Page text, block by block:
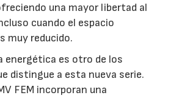
una mayor libertad al
cuando el espacio
muy reducido.
energética es otro de los
distingue a esta nueva serie.
FEM incorporan una